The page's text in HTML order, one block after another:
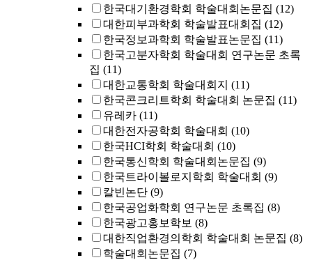
한국대기환경학회 학술대회논문집 (12)
대한피부과학회 학술발표대회집 (12)
한국정보과학회 학술발표논문집 (11)
한국고분자학회 학술대회 연구논문 초록
집 (11)
대한교통학회 학술대회지 (11)
한국콘크리트학회 학술대회 논문집 (11)
유레카 (11)
대한전자공학회 학술대회 (10)
한국HCI학회 학술대회 (10)
한국통신학회 학술대회논문집 (9)
한국트라이볼로지학회 학술대회 (9)
칼빈논단 (9)
한국공업화학회 연구논문 초록집 (8)
한국광고홍보학보 (8)
대한직업환경의학회 학술대회 논문집 (8)
학술대회논문집 (7)